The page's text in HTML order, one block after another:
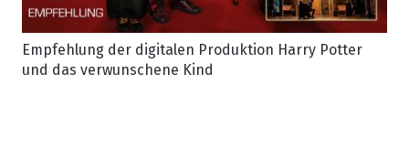
Empfehlung der digitalen Produktion Harry Potter
und das verwunschene Kind